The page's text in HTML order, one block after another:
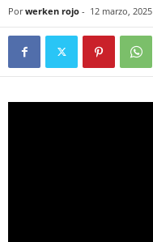
Por werken rojo - 12 marzo, 2025